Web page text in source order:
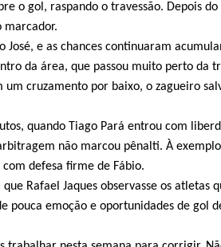
o gol, raspando o travessão. Depois do
marcador.
e as chances continuaram
da área, que passou muito perto da
cruzamento por baixo, o zagueiro
quando Tiago Pará entrou com
não marcou pênalti. À
defesa firme de Fábio.
Rafael Jaques observasse os atletas
pouca emoção e oportunidades de gol